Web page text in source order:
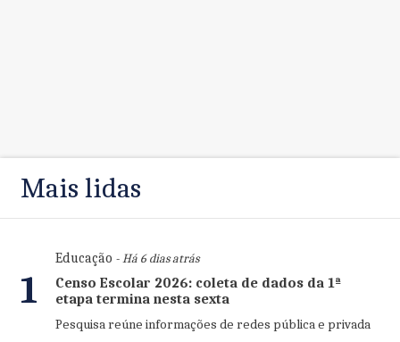
Mais lidas
1
Educação - Há 6 dias atrás
Censo Escolar 2026: coleta de dados da 1ª
etapa termina nesta sexta
Pesquisa reúne informações de redes pública e privada